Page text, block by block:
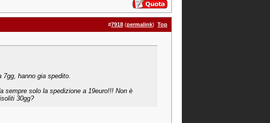
#7918 (permalink) Top
hanno gia spedito.
sempre solo la spedizione a 19euro!!! Non è
30gg?